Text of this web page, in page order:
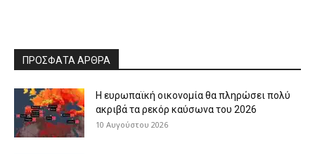
ΠΡΟΣΦΑΤΑ ΑΡΘΡΑ
H ευρωπαϊκή οικονομία θα πληρώσει πολύ
ακριβά τα ρεκόρ καύσωνα του 2026
10 Αυγούστου 2026